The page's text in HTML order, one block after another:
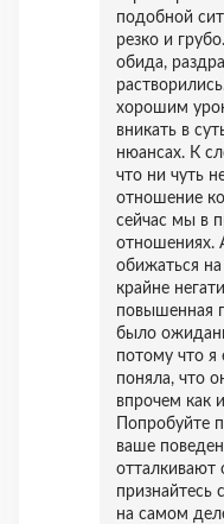
подобной
резко и
обида,
хорошим
вникать в
нюансах. К
что ни чуть
отношение
сейчас мы в
отношениях.
обижаться
крайне
повышенная
было
потому что
поняла, что
впрочем как
Попробуйте
ваше
отталкивают
признайтесь
на самом